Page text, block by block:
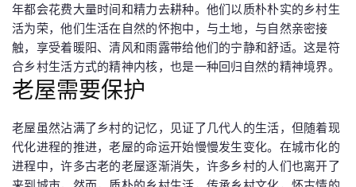
年都会花费大量时间和精力去耕种。他们以质朴朴实的乡村生
活为荣，他们生活在自然的怀抱中，与土地，与自然亲密接
触，享受着暖阳、清风和雨露带给他们的宁静和舒适。这是符
合乡村生活方式的精神内核，也是一种回归自然的精神境界。
老屋需要保护
老屋虽然沾满了乡村的记忆，见证了几代人的生活，但随着现
代化进程的推进，老屋的命运开始慢慢发生变化。在城市化的
进程中，许多古老的老屋逐渐消失，许多乡村的人们也离开了